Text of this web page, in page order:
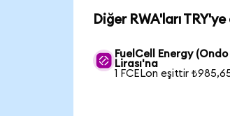
Diğer RWA'ları
FuelCell Energy
Lirası'na
1 FCELon eşittir